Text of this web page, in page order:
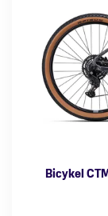
Bicykel